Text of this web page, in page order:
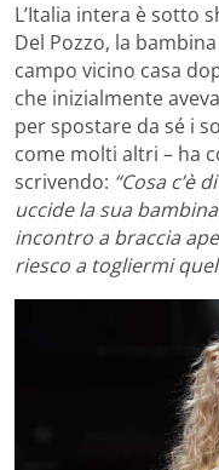
L’Italia intera è sotto
Del Pozzo, la
campo vicino casa
che inizialmente
per spostare da sé i
come molti altri – ha
scrivendo: “Cosa c’è
uccide la sua
incontro a braccia
riesco a togliermi